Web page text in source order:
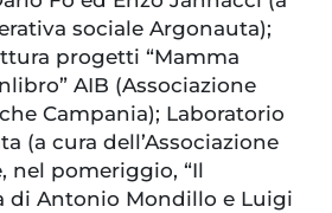
sociale Argonauta);
progetti “Mamma
AIB (Associazione
Campania); Laboratorio
(a cura dell’Associazione
nel pomeriggio, “Il
di Antonio Mondillo e Luigi